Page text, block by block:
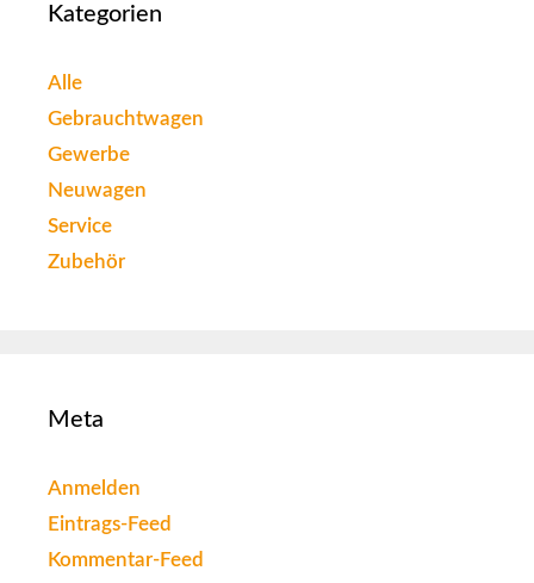
Kategorien
Alle
Gebrauchtwagen
Gewerbe
Neuwagen
Service
Zubehör
Meta
Anmelden
Eintrags-Feed
Kommentar-Feed